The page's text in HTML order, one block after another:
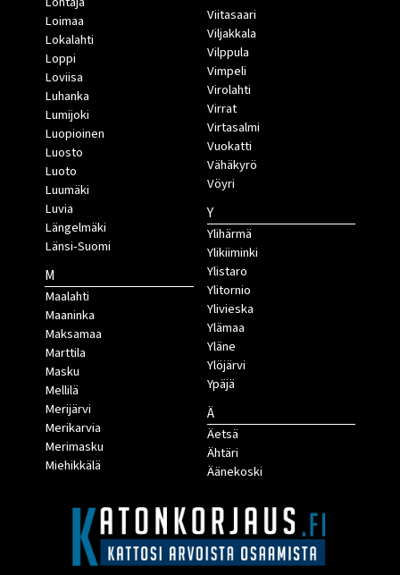
Loimaa
Lokalahti
Loppi
Loviisa
Luhanka
Lumijoki
Luopioinen
Luosto
Luoto
Luumäki
Luvia
Längelmäki
Länsi-Suomi
M
Maalahti
Maaninka
Maksamaa
Marttila
Masku
Mellilä
Merijärvi
Merikarvia
Merimasku
Miehikkälä
Viitasaari
Viljakkala
Vilppula
Vimpeli
Virolahti
Virrat
Virtasalmi
Vuokatti
Vähäkyrö
Vöyri
Y
Ylihärmä
Ylikiiminki
Ylistaro
Ylitornio
Ylivieska
Ylämaa
Yläne
Ylöjärvi
Ypäjä
Ä
Äetsä
Ähtäri
Äänekoski